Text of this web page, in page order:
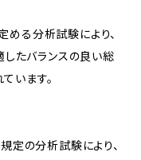
める分析試験により、
したバランスの良い総
います。
定の分析試験により、